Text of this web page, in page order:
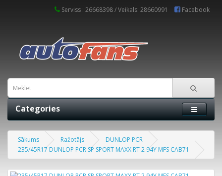
Serviss : 26668398 / Veikals: 28660991 Facebook
Categories
Sākums Ražotājs
DUNLOP PCR
235/45R17 DUNLOP PCR SP SPORT MAXX RT 2 94Y MFS CAB71